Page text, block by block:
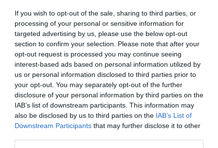
If you wish to opt-out of the sale, sharing to third parties, or
processing of your personal or sensitive information for
targeted advertising by us, please use the below opt-out
section to confirm your selection. Please note that after your
opt-out request is processed you may continue seeing
interest-based ads based on personal information utilized by
us or personal information disclosed to third parties prior to
your opt-out. You may separately opt-out of the further
disclosure of your personal information by third parties on the
IAB’s list of downstream participants. This information may
also be disclosed by us to third parties on the IAB’s List of
Downstream Participants that may further disclose it to other
nem tudtam elhinni neki, most, három hónappal később
viszont már elhiszem, és én is nagyon szeretem őt.
Ákos teljesen elfogadta a kislányomat – ez a szimpátia
kölcsönös volt, mert a kicsim fél az idegenektől, de Ákost
egyből elfogadta – és ma már egy családként élünk.
Bár rövid ideje vagyunk együtt, már szóba jött köztünk
az esküvő is, úgyhogy hamarosan végre kimondhatom
az igent annak az embernek, akit mindenkinél jobban
szeretek.
Bea&Ákos